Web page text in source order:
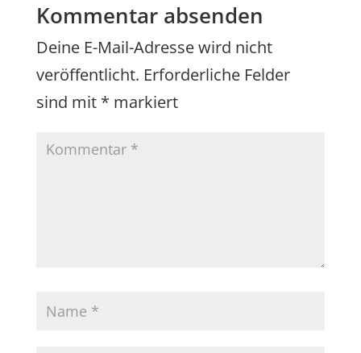
Kommentar absenden
Deine E-Mail-Adresse wird nicht
veröffentlicht. Erforderliche Felder
sind mit * markiert